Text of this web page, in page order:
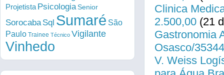
Clinica
2.500,00 (21
Gastronomia
Osasco/
V. Weiss
Projetista PsicologiaSenior
Sorocaba Sql Sumaré São
Paulo Trainee Técnico Vigilante
Vinhedo